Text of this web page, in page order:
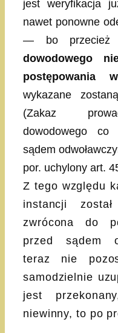
jest weryfikacja
nawet ponowne
— bo przecież
dowodowego
postępowania
wykazane
(Zakaz
dowodowego
sądem
por. uchylony art.
Z tego względu
instancji
zwrócona do
przed sądem
teraz nie
samodzielnie
jest
niewinny, to po